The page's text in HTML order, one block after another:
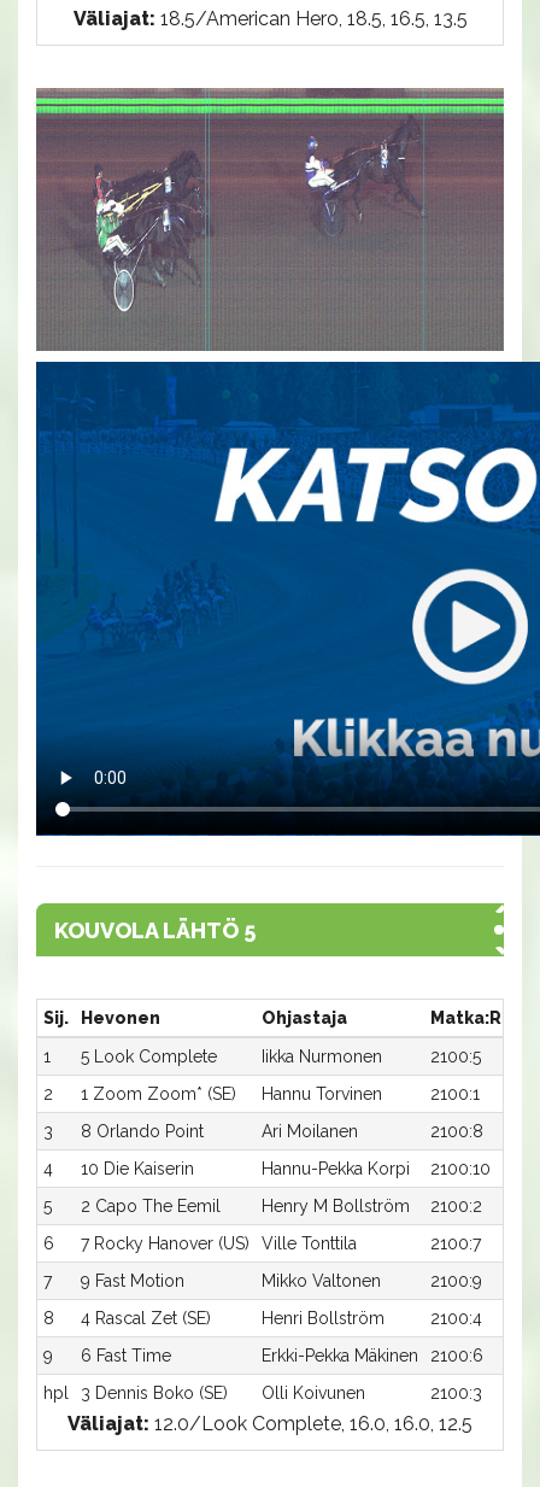
Väliajat: 18.5/American Hero, 18.5, 16.5, 13.5
KOUVOLA LÄHTÖ 5
Sij. Hevonen Ohjastaja
Matka:Rata
1
5 Look Complete Iikka Nurmonen
2100:5
2
1 Zoom Zoom* (SE) Hannu Torvinen
2100:1
3
8 Orlando Point Ari Moilanen
2100:8
4
10 Die Kaiserin Hannu-Pekka Korpi
2100:10
5
2 Capo The Eemil Henry M Bollström
2100:2
6
7 Rocky Hanover (US) Ville Tonttila
2100:7
7
9 Fast Motion Mikko Valtonen
2100:9
8
4 Rascal Zet (SE) Henri Bollström
2100:4
9
6 Fast Time Erkki-Pekka Mäkinen
2100:6
hpl
3 Dennis Boko (SE) Olli Koivunen 2100:3
Väliajat: 12.0/Look Complete, 16.0, 16.0, 12.5